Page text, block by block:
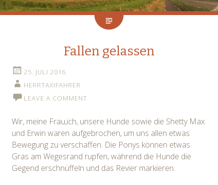
Fallen gelassen
25. JULI 2016
HERRTAXIFAHRER
LEAVE A COMMENT
Wir, meine Frau,ich, unsere Hunde sowie die Shetty Max
und Erwin waren aufgebrochen, um uns allen etwas
Bewegung zu verschaffen. Die Ponys können etwas
Gras am Wegesrand rupfen, während die Hunde die
Gegend erschnüffeln und das Revier markieren.